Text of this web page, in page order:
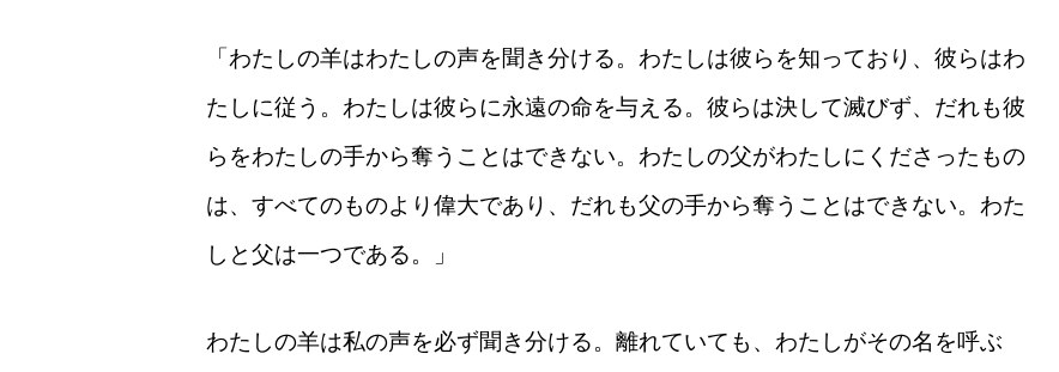
「わたしの羊はわたしの声を聞き分ける。わたしは彼らを知っており、彼らはわ
たしに従う。わたしは彼らに永遠の命を与える。彼らは決して滅びず、だれも彼
らをわたしの手から奪うことはできない。わたしの父がわたしにくださったもの
は、すべてのものより偉大であり、だれも父の手から奪うことはできない。わた
しと父は一つである。」
わたしの羊は私の声を必ず聞き分ける。離れていても、わたしがその名を呼ぶ